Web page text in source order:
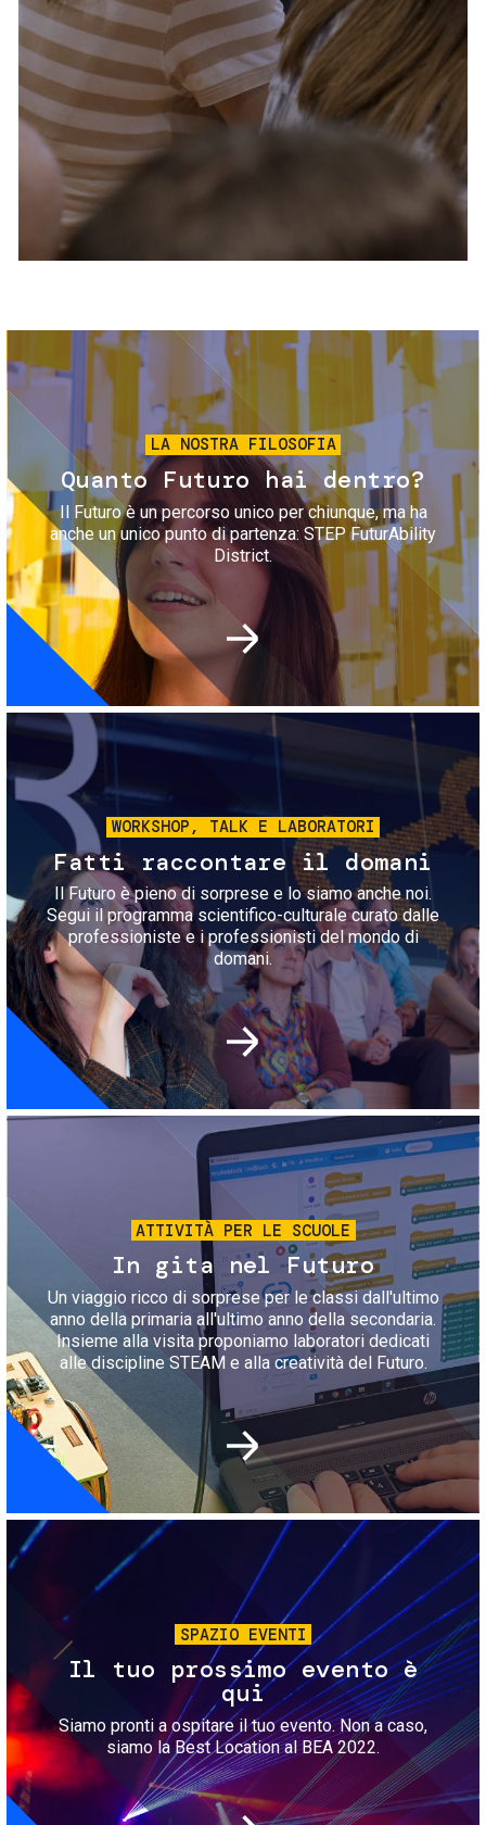
Servizi e accessibilità
Contatti
FAQ
Biglietti
Immagine
LA NOSTRA FILOSOFIA
Quanto Futuro hai dentro?
Il Futuro è un percorso unico per chiunque, ma ha
anche un unico punto di partenza: STEP FuturAbility
District.
Immagine
WORKSHOP, TALK E LABORATORI
Fatti raccontare il domani
Il Futuro è pieno di sorprese e lo siamo anche noi.
Segui il programma scientifico-culturale curato dalle
professioniste e i professionisti del mondo di
domani.
Immagine
ATTIVITÀ PER LE SCUOLE
In gita nel Futuro
Un viaggio ricco di sorprese per le classi dall'ultimo
anno della primaria all'ultimo anno della secondaria.
Insieme alla visita proponiamo laboratori dedicati
alle discipline STEAM e alla creatività del Futuro.
Immagine
SPAZIO EVENTI
Il tuo prossimo evento è
qui
Siamo pronti a ospitare il tuo evento. Non a caso,
siamo la Best Location al BEA 2022.